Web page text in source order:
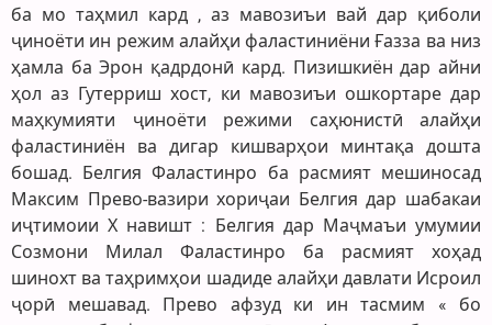
ба мо таҳмил кард , аз мавозиъи вай дар қиболи
ҷиноёти ин режим алайҳи фаластиниёни Ғазза ва низ
ҳамла ба Эрон қадрдонӣ кард. Пизишкиён дар айни
ҳол аз Гутерриш хост, ки мавозиъи ошкортаре дар
маҳкумияти ҷиноёти режими саҳюнистӣ алайҳи
фаластиниён ва дигар кишварҳои минтақа дошта
бошад. Белгия Фаластинро ба расмият мешиносад
Максим Прево-вазири хориҷаи Белгия дар шабакаи
иҷтимоии Х навишт : Белгия дар Маҷмаъи умумии
Созмони Милал Фаластинро ба расмият хоҳад
шинохт ва таҳримҳои шадиде алайҳи давлати Исроил
ҷорӣ мешавад. Прево афзуд ки ин тасмим « бо